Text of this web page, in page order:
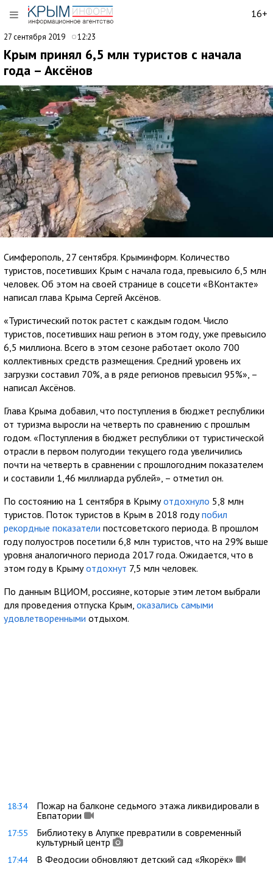
16+
27 сентября 2019 12:23
Крым принял 6,5 млн туристов с начала
года – Аксёнов
Симферополь, 27 сентября. Крыминформ. Количество
туристов, посетивших Крым с начала года, превысило 6,5 млн
человек. Об этом на своей странице в соцсети «ВКонтакте»
написал глава Крыма Сергей Аксёнов.
«Туристический поток растет с каждым годом. Число
туристов, посетивших наш регион в этом году, уже превысило
6,5 миллиона. Всего в этом сезоне работает около 700
коллективных средств размещения. Средний уровень их
загрузки составил 70%, а в ряде регионов превысил 95%», –
написал Аксёнов.
Глава Крыма добавил, что поступления в бюджет республики
от туризма выросли на четверть по сравнению с прошлым
годом. «Поступления в бюджет республики от туристической
отрасли в первом полугодии текущего года увеличились
почти на четверть в сравнении с прошлогодним показателем
и составили 1,46 миллиарда рублей», – отметил он.
По состоянию на 1 сентября в Крымуотдохнуло 5,8 млн
туристов. Поток туристов в Крым в 2018 годупобил
рекордные показатели постсоветского периода. В прошлом
году полуостров посетили 6,8 млн туристов, что на 29% выше
уровня аналогичного периода 2017 года. Ожидается, что в
этом году в Крымуотдохнут 7,5 млн человек.
По данным ВЦИОМ, россияне, которые этим летом выбрали
для проведения отпуска Крым, оказались самыми
удовлетворенными отдыхом.
18:34
Пожар на балконе седьмого этажа ликвидировали в
Евпатории
17:55
Библиотеку в Алупке превратили в современный
культурный центр
17:44 В Феодосии обновляют детский сад «Якорёк»